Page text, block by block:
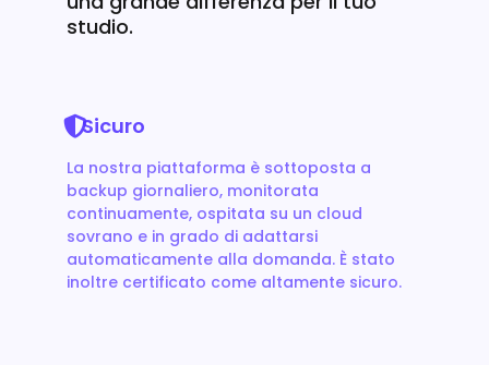
studio.
Sicuro
La nostra piattaforma è sottoposta a
backup giornaliero, monitorata
continuamente, ospitata su un cloud
sovrano e in grado di adattarsi
automaticamente alla domanda. È stato
inoltre certificato come altamente sicuro.